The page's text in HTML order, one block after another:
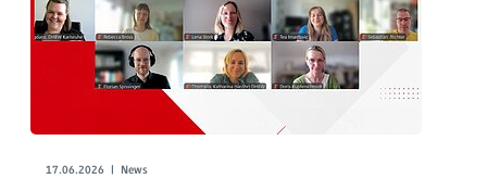
17.06.2026 | News